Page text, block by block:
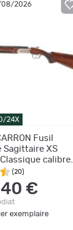
08/2026
24X
Fusil
Sagittaire XS
calibre
60cm
(20)
€
exemplaire